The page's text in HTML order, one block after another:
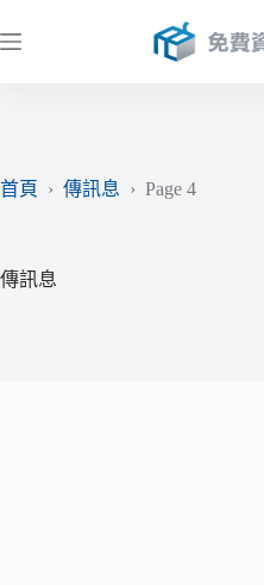
至
首頁
› 傳訊息 › Page 4
傳訊息